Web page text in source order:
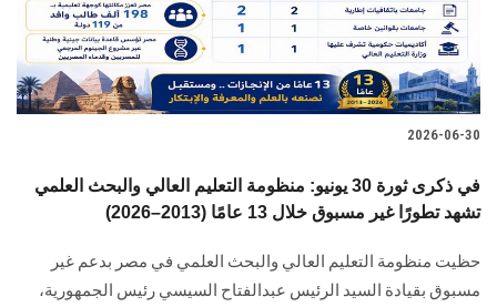
2026-06-30
في ذكرى ثورة 30 يونيو: منظومة التعليم العالي والبحث العلمي
تشهد تطورًا غير مسبوق خلال 13 عامًا (2013–2026)
حظيت منظومة التعليم العالي والبحث العلمي في مصر بدعم غير
مسبوق بقيادة السيد الرئيس عبدالفتاح السيسي رئيس الجمهورية،